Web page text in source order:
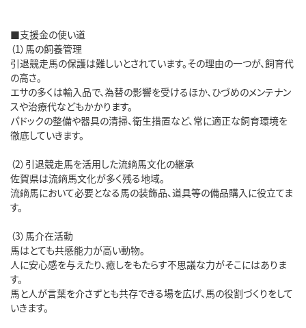
■支援金の使い道
（1）馬の飼養管理
引退競走馬の保護は難しいとされています。その理由の一つが、飼育代
の高さ。
エサの多くは輸入品で、為替の影響を受けるほか、ひづめのメンテナン
スや治療代などもかかります。
パドックの整備や器具の清掃、衛生措置など、常に適正な飼育環境を
徹底していきます。
（2）引退競走馬を活用した流鏑馬文化の継承
佐賀県は流鏑馬文化が多く残る地域。
流鏑馬において必要となる馬の装飾品、道具等の備品購入に役立てま
す。
（3）馬介在活動
馬はとても共感能力が高い動物。
人に安心感を与えたり、癒しをもたらす不思議な力がそこにはありま
す。
馬と人が言葉を介さずとも共存できる場を広げ、馬の役割づくりをして
いきます。